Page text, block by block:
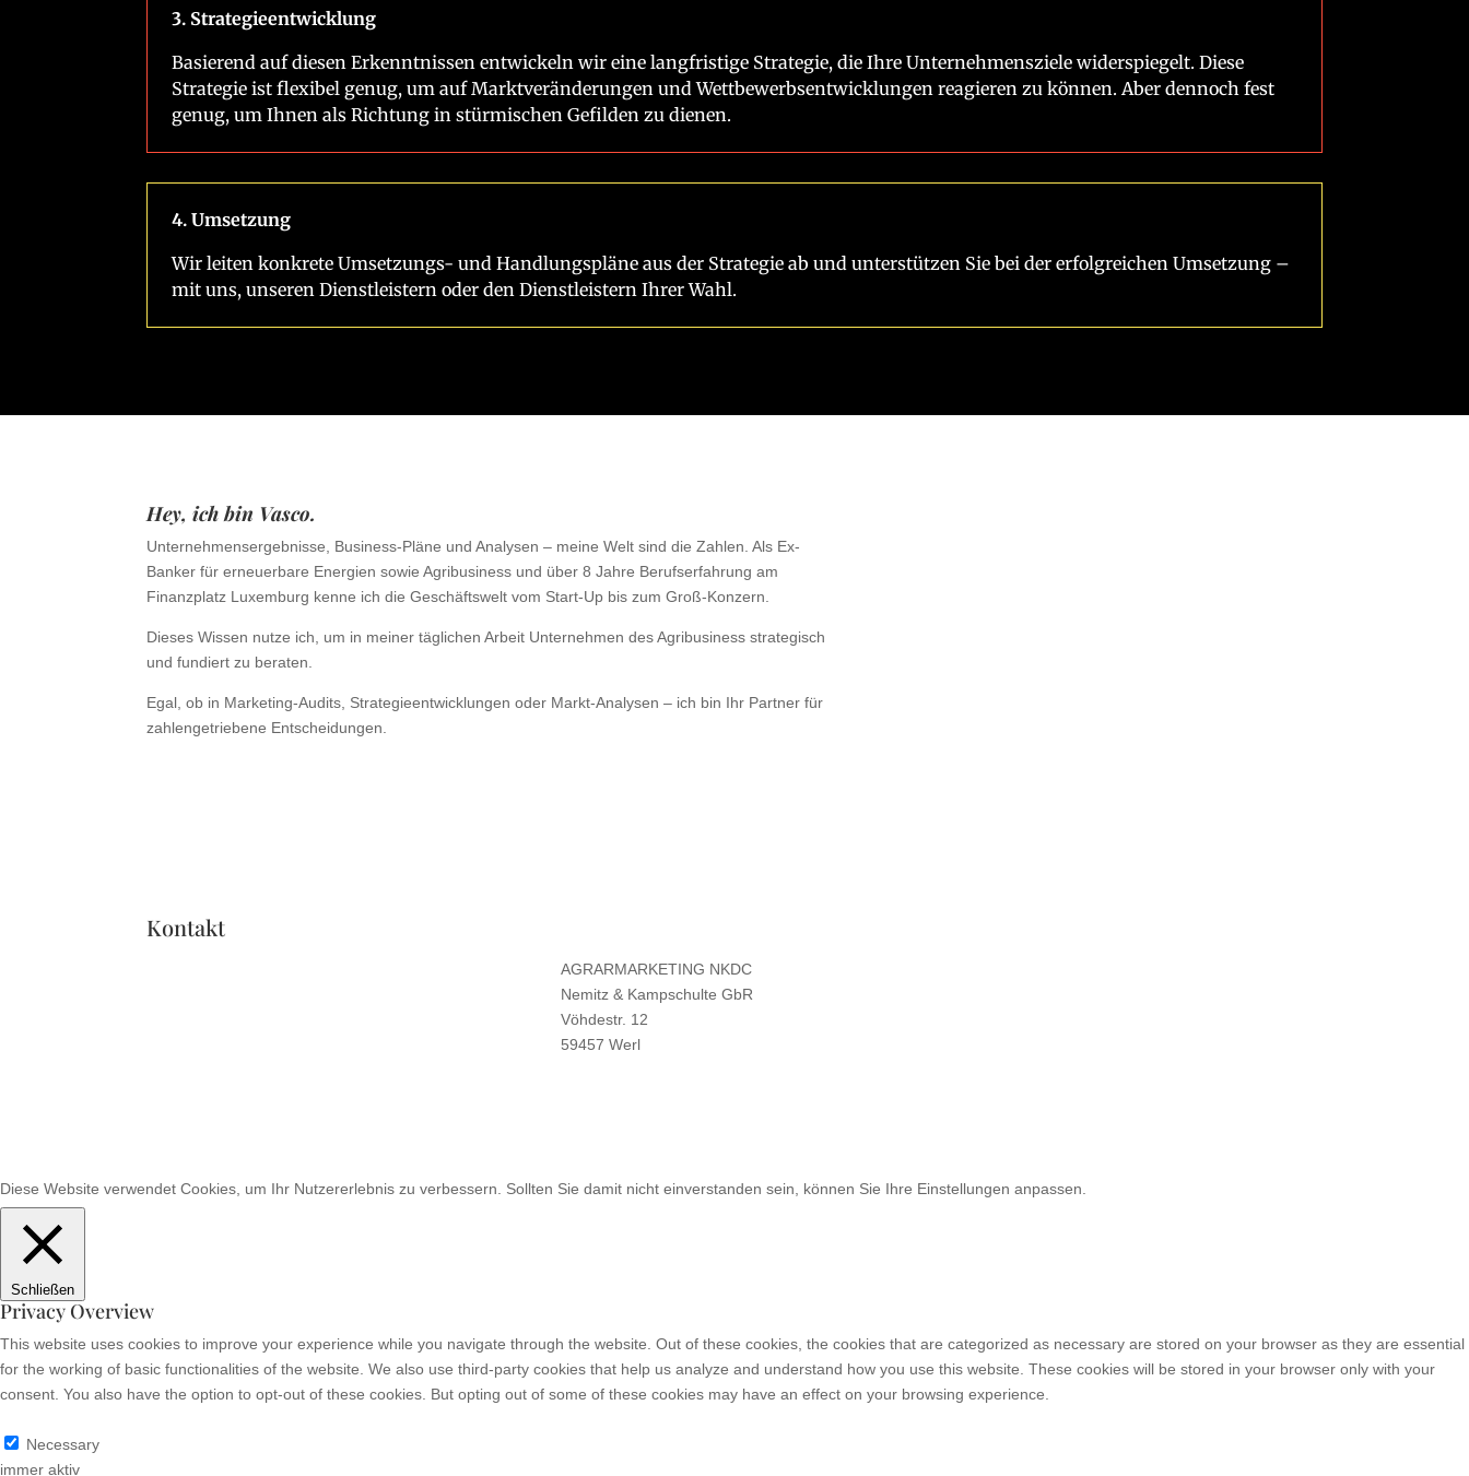
3. Strategieentwicklung
Basierend auf diesen Erkenntnissen entwickeln wir eine langfristige Strategie, die Ihre Unternehmensziele widerspiegelt. Diese
Strategie ist flexibel genug, um auf Marktveränderungen und Wettbewerbsentwicklungen reagieren zu können. Aber dennoch fest
genug, um Ihnen als Richtung in stürmischen Gefilden zu dienen.
4. Umsetzung
Wir leiten konkrete Umsetzungs- und Handlungspläne aus der Strategie ab und unterstützen Sie bei der erfolgreichen Umsetzung –
mit uns, unseren Dienstleistern oder den Dienstleistern Ihrer Wahl.
Hey, ich bin Vasco.
Unternehmensergebnisse, Business-Pläne und Analysen – meine Welt sind die Zahlen. Als Ex-
Banker für erneuerbare Energien sowie Agribusiness und über 8 Jahre Berufserfahrung am
Finanzplatz Luxemburg kenne ich die Geschäftswelt vom Start-Up bis zum Groß-Konzern.
Dieses Wissen nutze ich, um in meiner täglichen Arbeit Unternehmen des Agribusiness strategisch
und fundiert zu beraten.
Egal, ob in Marketing-Audits, Strategieentwicklungen oder Markt-Analysen – ich bin Ihr Partner für
zahlengetriebene Entscheidungen.
Kontakt
AGRARMARKETING NKDC
Nemitz & Kampschulte GbR
Vöhdestr. 12
59457 Werl
Diese Website verwendet Cookies, um Ihr Nutzererlebnis zu verbessern. Sollten Sie damit nicht einverstanden sein, können Sie Ihre Einstellungen anpassen.
Schließen
Privacy Overview
This website uses cookies to improve your experience while you navigate through the website. Out of these cookies, the cookies that are categorized as necessary are stored on your browser as they are essential
for the working of basic functionalities of the website. We also use third-party cookies that help us analyze and understand how you use this website. These cookies will be stored in your browser only with your
consent. You also have the option to opt-out of these cookies. But opting out of some of these cookies may have an effect on your browsing experience.
Necessary
immer aktiv